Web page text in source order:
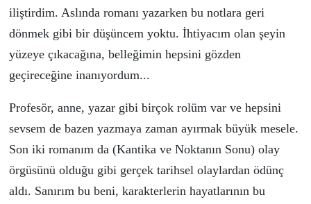
iliştirdim. Aslında romanı yazarken bu notlarageri
dönmek gibi bir düşüncem yoktu. İhtiyacım olan şeyin
yüzeye çıkacağına, belleğimin hepsini gözden
geçireceğine inanıyordum...
Profesör, anne, yazar gibi birçok rolüm var ve hepsini
sevsem de bazen yazmaya zaman ayırmak büyük mesele.
Son iki romanım da (Kantika ve Noktanın Sonu) olay
örgüsünü olduğu gibi gerçek tarihsel olaylardan ödünç
aldı. Sanırım bu beni, karakterlerin hayatlarının bu